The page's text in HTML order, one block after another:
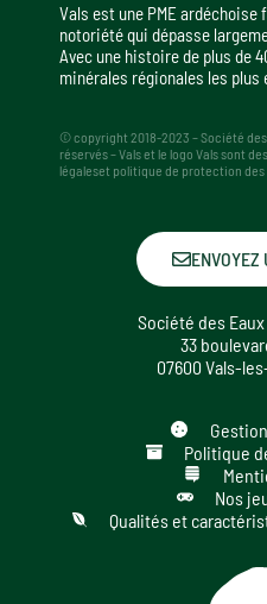
Vals est une PME ardéchoise
notoriété qui dépasse
Avec une histoire de plus de
minérales régionales les plus
© copyright 2018-2023 – Société
réservés – Vals et le logo Vals sont
légaleset politique de protection des
ENVOYEZ
Société des
33
07600 Vals-
Politique
Nos
Qualités et